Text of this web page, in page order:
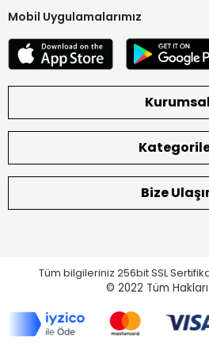
Mobil Uygulamalarımız
Kurumsal
Bize
Tüm bilgileriniz 256bit SSL
© 2022 Tüm Hakları